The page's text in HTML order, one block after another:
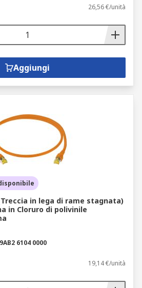
26,56 €/unità
Aggiungi
in lega di rame stagnata)
in Cloruro di polivinile
6104 0000
19,14 €/unità